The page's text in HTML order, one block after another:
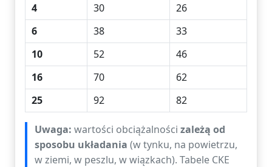
4
30
26
6
38
33
10
52
46
16
70
62
25
92 82
Uwaga: wartości obciążalności zależą od
sposobu układania (w tynku, na powietrzu,
w ziemi, w peszlu, w wiązkach). Tabele CKE